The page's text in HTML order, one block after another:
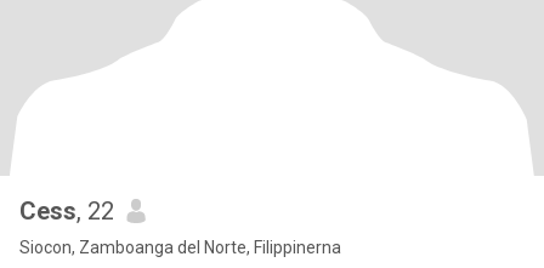
Cess, 22
Siocon, Zamboanga del Norte, Filippinerna